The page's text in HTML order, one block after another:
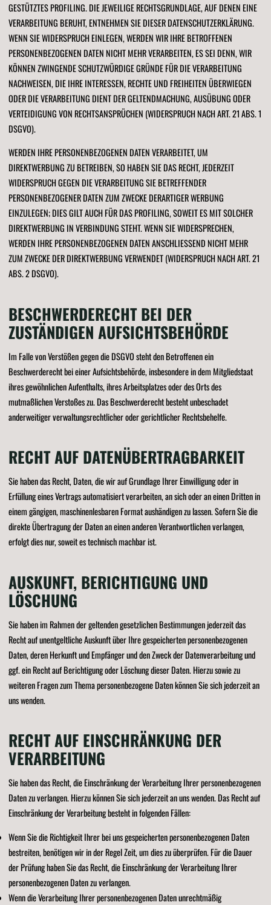
GESTÜTZTES PROFILING. DIE JEWEILIGE RECHTSGRUNDLAGE, AUF DENEN EINE
VERARBEITUNG BERUHT, ENTNEHMEN SIE DIESER DATENSCHUTZERKLÄRUNG.
WENN SIE WIDERSPRUCH EINLEGEN, WERDEN WIR IHRE BETROFFENEN
PERSONENBEZOGENEN DATEN NICHT MEHR VERARBEITEN, ES SEI DENN, WIR
KÖNNEN ZWINGENDE SCHUTZWÜRDIGE GRÜNDE FÜR DIE VERARBEITUNG
NACHWEISEN, DIE IHRE INTERESSEN, RECHTE UND FREIHEITEN ÜBERWIEGEN
ODER DIE VERARBEITUNG DIENT DER GELTENDMACHUNG, AUSÜBUNG ODER
VERTEIDIGUNG VON RECHTSANSPRÜCHEN (WIDERSPRUCH NACH ART. 21 ABS. 1
DSGVO).
WERDEN IHRE PERSONENBEZOGENEN DATEN VERARBEITET, UM
DIREKTWERBUNG ZU BETREIBEN, SO HABEN SIE DAS RECHT, JEDERZEIT
WIDERSPRUCH GEGEN DIE VERARBEITUNG SIE BETREFFENDER
PERSONENBEZOGENER DATEN ZUM ZWECKE DERARTIGER WERBUNG
EINZULEGEN; DIES GILT AUCH FÜR DAS PROFILING, SOWEIT ES MIT SOLCHER
DIREKTWERBUNG IN VERBINDUNG STEHT. WENN SIE WIDERSPRECHEN,
WERDEN IHRE PERSONENBEZOGENEN DATEN ANSCHLIESSEND NICHT MEHR
ZUM ZWECKE DER DIREKTWERBUNG VERWENDET (WIDERSPRUCH NACH ART. 21
ABS. 2 DSGVO).
BESCHWERDE­RECHT BEI DER
ZUSTÄNDIGEN AUFSICHTS­BEHÖRDE
Im Falle von Verstößen gegen die DSGVO steht den Betroffenen ein
Beschwerderecht bei einer Aufsichtsbehörde, insbesondere in dem Mitgliedstaat
ihres gewöhnlichen Aufenthalts, ihres Arbeitsplatzes oder des Orts des
mutmaßlichen Verstoßes zu. Das Beschwerderecht besteht unbeschadet
anderweitiger verwaltungsrechtlicher oder gerichtlicher Rechtsbehelfe.
RECHT AUF DATEN­ÜBERTRAG­BARKEIT
Sie haben das Recht, Daten, die wir auf Grundlage Ihrer Einwilligung oder in
Erfüllung eines Vertrags automatisiert verarbeiten, an sich oder an einen Dritten in
einem gängigen, maschinenlesbaren Format aushändigen zu lassen. Sofern Sie die
direkte Übertragung der Daten an einen anderen Verantwortlichen verlangen,
erfolgt dies nur, soweit es technisch machbar ist.
AUSKUNFT, BERICHTIGUNG UND
LÖSCHUNG
Sie haben im Rahmen der geltenden gesetzlichen Bestimmungen jederzeit das
Recht auf unentgeltliche Auskunft über Ihre gespeicherten personenbezogenen
Daten, deren Herkunft und Empfänger und den Zweck der Datenverarbeitung und
ggf. ein Recht auf Berichtigung oder Löschung dieser Daten. Hierzu sowie zu
weiteren Fragen zum Thema personenbezogene Daten können Sie sich jederzeit an
uns wenden.
RECHT AUF EINSCHRÄNKUNG DER
VERARBEITUNG
Sie haben das Recht, die Einschränkung der Verarbeitung Ihrer personenbezogenen
Daten zu verlangen. Hierzu können Sie sich jederzeit an uns wenden. Das Recht auf
Einschränkung der Verarbeitung besteht in folgenden Fällen:
Wenn Sie die Richtigkeit Ihrer bei uns gespeicherten personenbezogenen Daten
bestreiten, benötigen wir in der Regel Zeit, um dies zu überprüfen. Für die Dauer
der Prüfung haben Sie das Recht, die Einschränkung der Verarbeitung Ihrer
personenbezogenen Daten zu verlangen.
Wenn die Verarbeitung Ihrer personenbezogenen Daten unrechtmäßig